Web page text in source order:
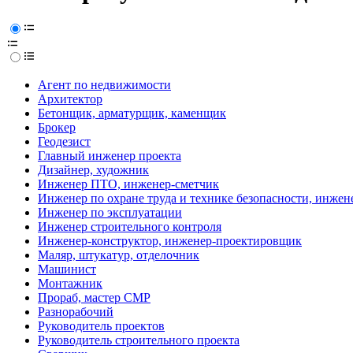
Агент по недвижимости
Архитектор
Бетонщик, арматурщик, каменщик
Брокер
Геодезист
Главный инженер проекта
Дизайнер, художник
Инженер ПТО, инженер-сметчик
Инженер по охране труда и технике безопасности,
Инженер по эксплуатации
Инженер строительного контроля
Инженер-конструктор, инженер-проектировщик
Маляр, штукатур, отделочник
Машинист
Монтажник
Прораб, мастер СМР
Разнорабочий
Руководитель проектов
Руководитель строительного проекта